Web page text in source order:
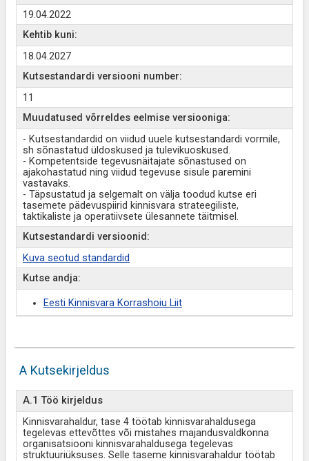
19.04.2022
Kehtib kuni:
18.04.2027
Kutsestandardi versiooni number:
11
Muudatused võrreldes eelmise versiooniga:
- Kutsestandardid on viidud uuele kutsestandardi vormile,
sh sõnastatud üldoskused ja tulevikuoskused.
- Kompetentside tegevusnäitajate sõnastused on
ajakohastatud ning viidud tegevuse sisule paremini
vastavaks.
- Täpsustatud ja selgemalt on välja toodud kutse eri
tasemete pädevuspiirid kinnisvara strateegiliste,
taktikaliste ja operatiivsete ülesannete täitmisel.
Kutsestandardi versioonid:
Kuva seotud standardid
Kutse andja:
Eesti Kinnisvara Korrashoiu Liit
A Kutsekirjeldus
A.1 Töö kirjeldus
Kinnisvarahaldur, tase 4 töötab kinnisvarahaldusega
tegelevas ettevõttes või mistahes majandusvaldkonna
organisatsiooni kinnisvarahaldusega tegelevas
struktuuriüksuses. Selle taseme kinnisvarahaldur töötab